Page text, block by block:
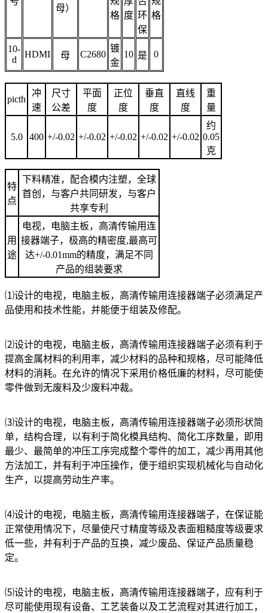
母）
格 度 环
保
格
10-
d
HDMI 母 C2680
镀
金
10 是 0
picth
冲
速
尺寸
公差
平面
度
正位
度
垂直
度
直线
度
重
量
5.0 400 +/-0.02 +/-0.02 +/-0.02 +/-0.02 +/-0.02
约
0.05
克
特
点
下料精准，配合模内注塑，全球
首创，与客户共同研发，与客户
共享专利
用
途
电视，电脑主板，高清传输用连
接器端子，极高的精密度,最高可
达+/-0.01mm的精度，满足不同
产品的组装要求
⑴设计的电视，电脑主板，高清传输用连接器端子必须满足产
品使用和技术性能，并能便于组装及修配。
⑵设计的电视，电脑主板，高清传输用连接器端子必须有利于
提高金属材料的利用率，减少材料的品种和规格，尽可能降低
材料的消耗。在允许的情况下采用价格低廉的材料，尽可能使
零件做到无废料及少废料冲裁。
⑶设计的电视，电脑主板，高清传输用连接器端子必须形状简
单，结构合理，以有利于简化模具结构、简化工序数量，即用
最少、最简单的冲压工序完成整个零件的加工，减少再用其他
方法加工，并有利于冲压操作，便于组织实现机械化与自动化
生产，以提高劳动生产率。
⑷设计的电视，电脑主板，高清传输用连接器端子，在保证能
正常使用情况下，尽量使尺寸精度等级及表面粗糙度等级要求
低一些，并有利于产品的互换，减少废品、保证产品质量稳
定。
⑸设计的电视，电脑主板，高清传输用连接器端子，应有利于
尽可能使用现有设备、工艺装备以及工艺流程对其进行加工，